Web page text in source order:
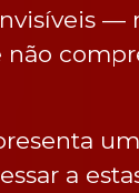
—
não
a